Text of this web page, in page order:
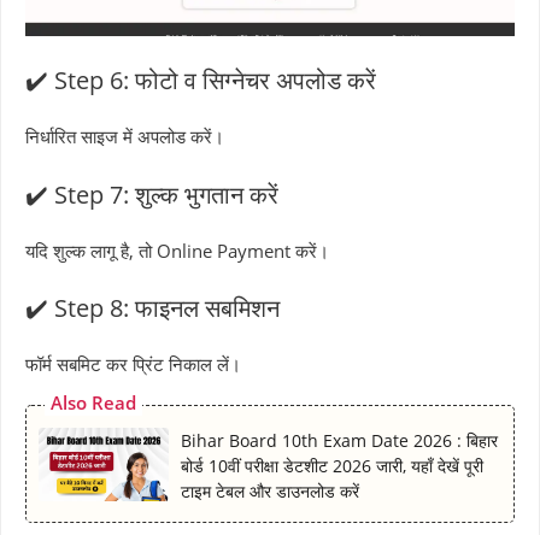
✔️ Step 6: फोटो व सिग्नेचर अपलोड करें
निर्धारित साइज में अपलोड करें।
✔️ Step 7: शुल्क भुगतान करें
यदि शुल्क लागू है, तो Online Payment करें।
✔️ Step 8: फाइनल सबमिशन
फॉर्म सबमिट कर प्रिंट निकाल लें।
Also Read
Bihar Board 10th Exam Date 2026 : बिहार
बोर्ड 10वीं परीक्षा डेटशीट 2026 जारी, यहाँ देखें पूरी
टाइम टेबल और डाउनलोड करें